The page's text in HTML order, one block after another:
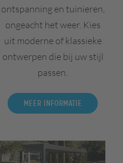
ontspanning en tuinieren,
ongeacht het weer. Kies
uit moderne of klassieke
ontwerpen die bij uw stijl
passen.
Meer informatie